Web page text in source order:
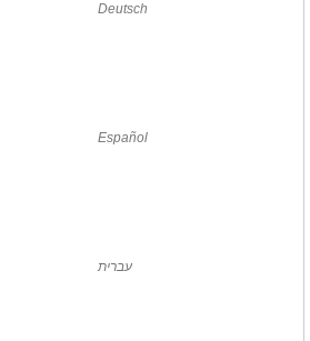
Deutsch
Español
עברית